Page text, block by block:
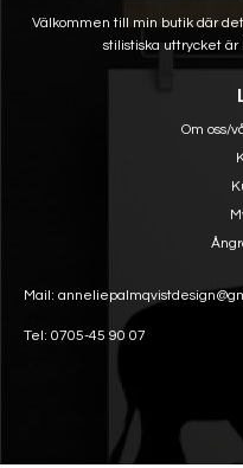
Välkommen till min butik där
stilistiska uttrycket
Om oss/
Mail:
Tel: 0705-45 90 07